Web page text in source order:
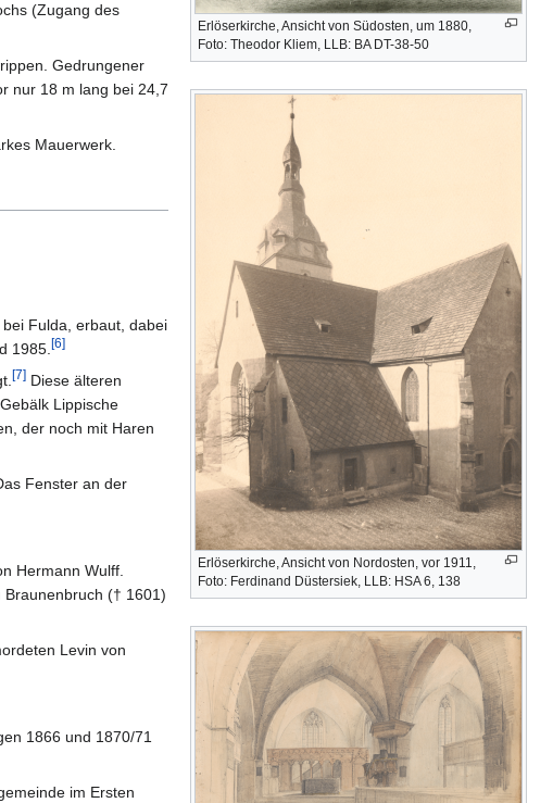
Erlöserkirche, Ansicht von Südosten, um 1880,
Foto: Theodor Kliem, LLB: BA DT-38-50
Erlöserkirche, Ansicht von Nordosten, vor 1911,
Foto: Ferdinand Düstersiek, LLB: HSA 6, 138
(Zugang des
Gedrungener
nur 18 m lang bei 24,7
Mauerwerk.
bei Fulda, erbaut, dabei
1985. [6]
[7] Diese älteren
Lippische
der noch mit Haren
Fenster an der
Hermann Wulff.
(† 1601)
Levin von
1866 und 1870/71
im Ersten